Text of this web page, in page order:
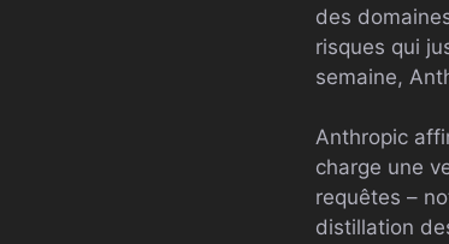
des
risques qui
semaine,
Anthropic
charge une
requêtes –
distillation